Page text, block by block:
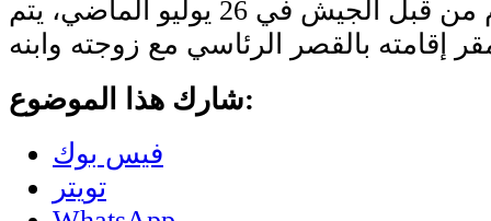
ومنذ إقالة بازوم من قبل الجيش في 26 يوليو الماضي، يتم
شارك هذا الموضوع:
فيس بوك
تويتر